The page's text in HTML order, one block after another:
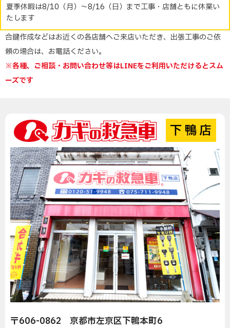
夏季休暇は8/10（月）～8/16（日）まで工事・店舗ともに休業い
たします
合鍵作成などはお近くの各店舗へご来店いただき、出張工事のご依
頼の場合は、お電話ください。
※各種、ご相談・お問い合わせ等はLINEをご利用いただけるとスム
ーズです
〒606-0862 京都市左京区下鴨本町6